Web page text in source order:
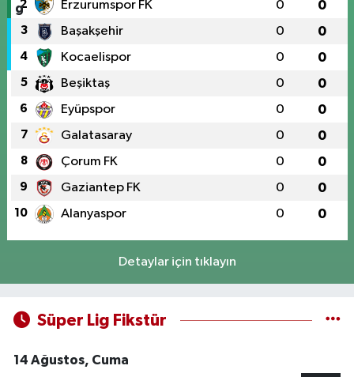
2 Erzurumspor FK 0 0
3 Başakşehir 0 0
4 Kocaelispor 0 0
5 Beşiktaş 0 0
6 Eyüpspor 0 0
7 Galatasaray 0 0
8 Çorum FK 0 0
9 Gaziantep FK 0 0
10 Alanyaspor 0 0
Detaylar için tıklayın
Süper Lig Fikstür
14 Ağustos, Cuma